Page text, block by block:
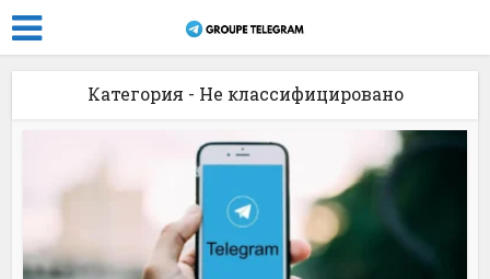
Категория - Не классифицировано